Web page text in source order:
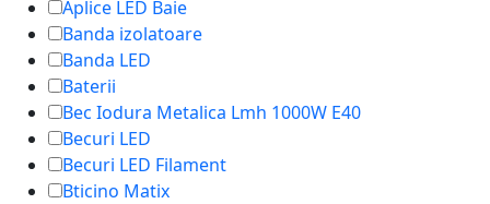
Aplice LED Baie
Banda izolatoare
Banda LED
Baterii
Bec Iodura Metalica Lmh 1000W E40
Becuri LED
Becuri LED Filament
Bticino Matix